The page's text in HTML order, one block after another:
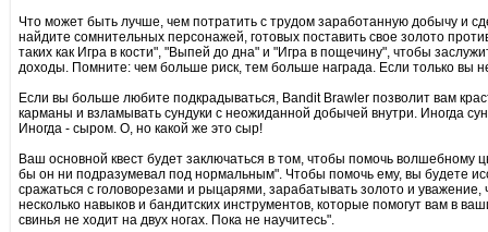
Что может быть лучше, чем потратить с трудом заработанную добычу и
найдите сомнительных персонажей, готовых поставить свое золото
таких как Игра в кости", "Выпей до дна" и "Игра в пощечину", чтобы
доходы. Помните: чем больше риск, тем больше награда. Если только вы
Если вы больше любите подкрадываться, Bandit Brawler позволит вам
карманы и взламывать сундуки с неожиданной добычей внутри. Иногда
Иногда - сыром. О, но какой же это сыр!
Ваш основной квест будет заключаться в том, чтобы помочь волшебному
бы он ни подразумевал под нормальным". Чтобы помочь ему, вы будете
сражаться с головорезами и рыцарями, зарабатывать золото и уважение,
несколько навыков и бандитских инструментов, которые помогут вам в
свинья не ходит на двух ногах. Пока не научитесь".